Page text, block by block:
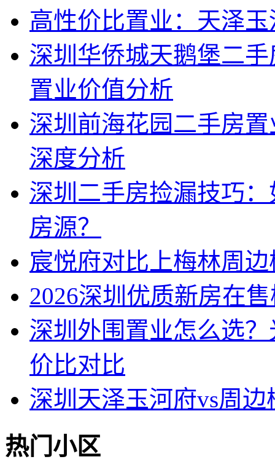
高性价比置业：天泽
深圳华侨城天鹅堡二
置业价值分析
深圳前海花园二手房
深度分析
深圳二手房捡漏技巧
房源？
宸悦府对比上梅林周
2026深圳优质新房在
深圳外围置业怎么选
价比对比
深圳天泽玉河府vs周
热门小区